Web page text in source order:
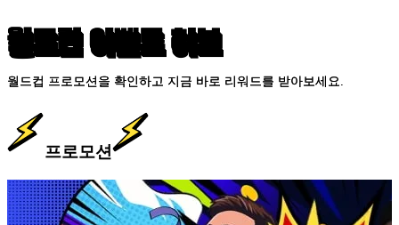
월드컵 이벤트 허브
월드컵 이벤트 허브
월드컵 프로모션을 확인하고 지금 바로 리워드를 받아보세요.
월드컵 프로모션을 확인하고 지금 바로 리워드를 받아보세요.
프로모션